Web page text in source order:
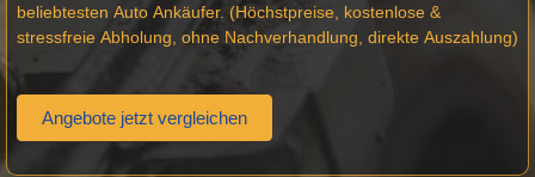
beliebtesten Auto Ankäufer. (Höchstpreise, kostenlose &
stressfreie Abholung, ohne Nachverhandlung, direkte Auszahlung)
Angebote jetzt vergleichen